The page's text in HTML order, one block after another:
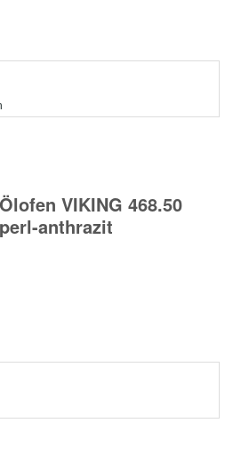
Ölofen VIKING 468.50
perl-anthrazit